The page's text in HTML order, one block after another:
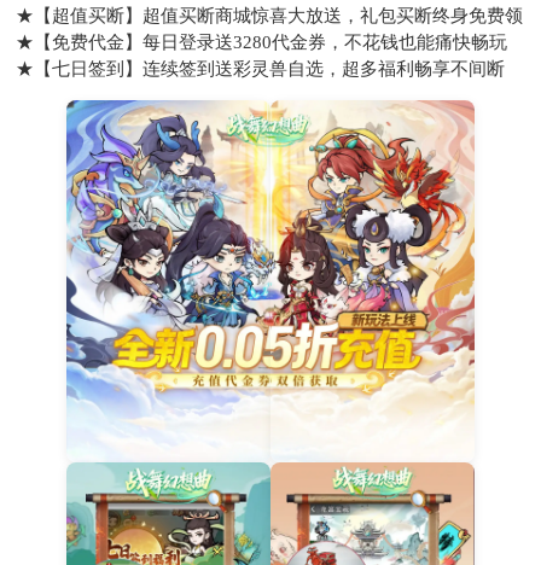
★【超值买断】超值买断商城惊喜大放送，礼包买断终身免费领
★【免费代金】每日登录送3280代金券，不花钱也能痛快畅玩
★【七日签到】连续签到送彩灵兽自选，超多福利畅享不间断